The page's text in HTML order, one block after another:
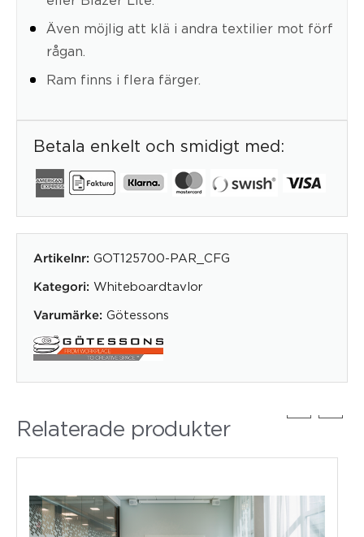
Även möjlig att klä i andra textilier mot förf
rågan.
Ram finns i flera färger.
Betala enkelt och smidigt med:
Artikelnr: GOT125700-PAR_CFG
Kategori: Whiteboardtavlor
Varumärke: Götessons
Relaterade produkter